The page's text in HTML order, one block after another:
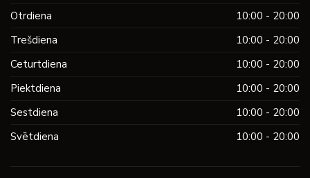
Otrdiena
10:00 - 20:00
Trešdiena
10:00 - 20:00
Ceturtdiena
10:00 - 20:00
Piektdiena
10:00 - 20:00
Sestdiena
10:00 - 20:00
Svētdiena
10:00 - 20:00